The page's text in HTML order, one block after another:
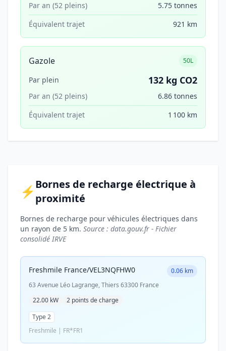
Par an (52 pleins)
5.75 tonnes
Équivalent trajet
921 km
Gazole 50L
Par plein 132 kg CO2
Par an (52 pleins)
6.86 tonnes
Équivalent trajet
1 100 km
⚡ Bornes de recharge électrique à
proximité
Bornes de recharge pour véhicules électriques dans
un rayon de 5 km. Source : data.gouv.fr - Fichier
consolidé IRVE
Freshmile France/VEL3NQFHW0
0.06 km
63 Avenue Léo Lagrange, Thiers 63300 France
22.00 kW
2 points de charge
Type 2
Freshmile | FR*FR1